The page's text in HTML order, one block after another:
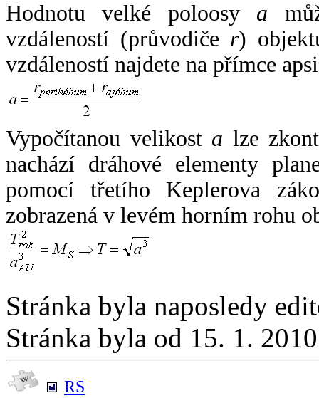
Hodnotu velké poloosy a
vzdáleností (průvodiče r)
vzdáleností najdete na přímce
Vypočítanou velikost a lze
nachází dráhové elementy
pomocí třetího Keplerova
zobrazená v levém horním rohu
Stránka byla naposledy
Stránka byla od 15. 1.
RS